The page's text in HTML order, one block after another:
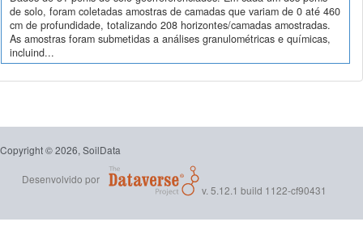
de solo, foram coletadas amostras de camadas que variam de 0 até 460
cm de profundidade, totalizando 208 horizontes/camadas amostradas.
As amostras foram submetidas a análises granulométricas e químicas,
incluind...
Copyright © 2026, SoilData
Desenvolvido por
v. 5.12.1 build 1122-cf90431